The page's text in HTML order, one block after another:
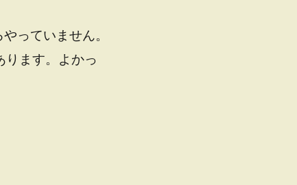
っていません。
ります。よかっ